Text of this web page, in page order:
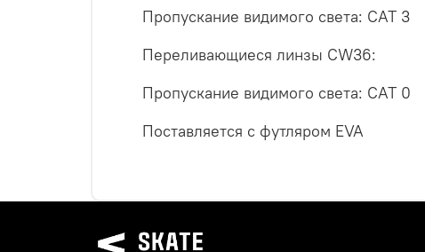
Пропускание видимого света: CAT 3
Переливающиеся линзы CW36:
Пропускание видимого света: CAT 0
Поставляется с футляром EVA